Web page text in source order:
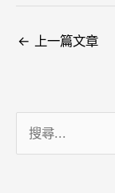
← 上一篇文章